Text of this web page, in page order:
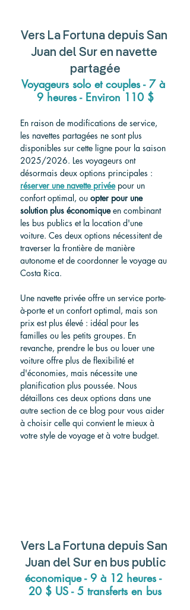
Vers La Fortuna depuis San
Juan del Sur en navette
partagée
Voyageurs solo et couples - 7 à
9 heures - Environ 110 $
En raison de modifications de service,
les navettes partagées ne sont plus
disponibles sur cette ligne pour la saison
2025/2026. Les voyageurs ont
désormais deux options principales :
réserver une navette privée pour un
confort optimal, ou opter pour une
solution plus économique en combinant
les bus publics et la location d'une
voiture. Ces deux options nécessitent de
traverser la frontière de manière
autonome et de coordonner le voyage au
Costa Rica.
Une navette privée offre un service porte-
à-porte et un confort optimal, mais son
prix est plus élevé : idéal pour les
familles ou les petits groupes. En
revanche, prendre le bus ou louer une
voiture offre plus de flexibilité et
d'économies, mais nécessite une
planification plus poussée. Nous
détaillons ces deux options dans une
autre section de ce blog pour vous aider
à choisir celle qui convient le mieux à
votre style de voyage et à votre budget.
Vers La Fortuna depuis San
Juan del Sur en bus public
économique - 9 à 12 heures -
20 $ US - 5 transferts en bus